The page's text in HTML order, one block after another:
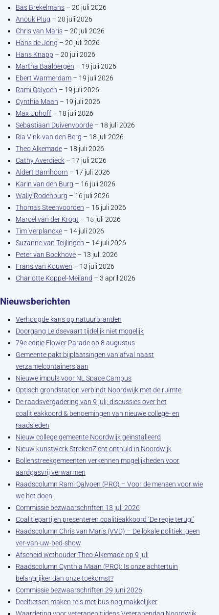
Bas Brekelmans – 20 juli 2026
Anouk Plug – 20 juli 2026
Chris van Maris – 20 juli 2026
Hans de Jong – 20 juli 2026
Hans Knapp – 20 juli 2026
Martha Baalbergen – 19 juli 2026
Ebert Warmerdam – 19 juli 2026
Rami Qalyoen – 19 juli 2026
Cynthia Maan – 19 juli 2026
Max Uphoff – 18 juli 2026
Sebastiaan Duivenvoorde – 18 juli 2026
Ria Vink-van den Berg – 18 juli 2026
Theo Alkemade – 18 juli 2026
Cathy Averdieck – 17 juli 2026
Aldert Barnhoorn – 17 juli 2026
Karin van den Burg – 16 juli 2026
Wally Rodenburg – 16 juli 2026
Thomas Steenvoorden – 15 juli 2026
Marcel van der Krogt – 15 juli 2026
Tim Verplancke – 14 juli 2026
Suzanne van Teijlingen – 14 juli 2026
Peter van Bockhove – 13 juli 2026
Frans van Kouwen – 13 juli 2026
Charlotte Koppel-Meiland – 3 april 2026
Nieuwsberichten
Verhoogde kans op natuurbranden
Doorgang Leidsevaart tijdelijk niet mogelijk
79e editie Flower Parade op 8 augustus
Gemeente pakt bijplaatsingen van afval naast
verzamelcontainers aan
Nieuwe impuls voor NL Space Campus
Optisch grondstation verbindt Noordwijk met de ruimte
De raadsvergadering van 9 juli; discussies over het
coalitieakkoord & benoemingen van nieuwe college- en
raadsleden
Nieuw college gemeente Noordwijk geïnstalleerd
Nieuw kunstwerk StrekenZicht onthuld in Noordwijk
Bollenstreekgemeenten verkennen mogelijkheden voor
aardgasvrij verwarmen
Raadscolumn Rami Qalyoen (PRO) – Voor de mensen voor wie
we het doen
Commissie bezwaarschriften 13 juli 2026
Coalitiepartijen presenteren coalitieakkoord ‘De regie terug!’
Raadscolumn Chris van Maris (VVD) – De lokale politiek: geen
ver-van-uw-bed-show
Afscheid wethouder Theo Alkemade op 9 juli
Raadscolumn Cynthia Maan (PRO): Is onze achtertuin
belangrijker dan onze toekomst?
Commissie bezwaarschriften 29 juni 2026
Deelfietsen maken reis met bus nog makkelijker